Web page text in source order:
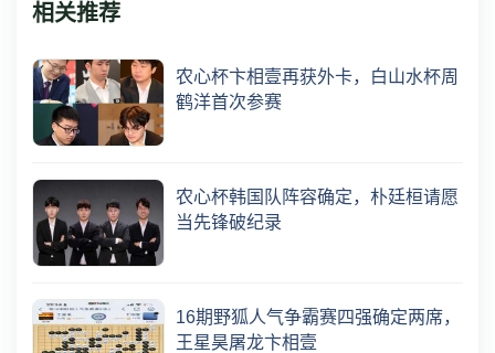
相关推荐
农心杯卞相壹再获外卡，白山水杯周
鹤洋首次参赛
农心杯韩国队阵容确定，朴廷桓请愿
当先锋破纪录
16期野狐人气争霸赛四强确定两席，
王星昊屠龙卞相壹